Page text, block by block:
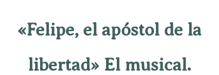
«Felipe, el apóstol de la
libertad» El musical.